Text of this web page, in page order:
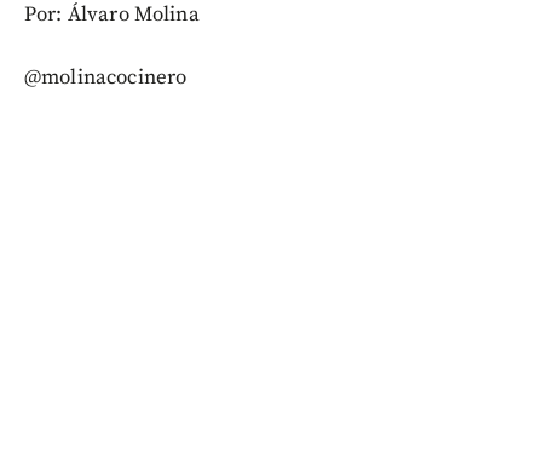
Por: Álvaro Molina
@molinacocinero